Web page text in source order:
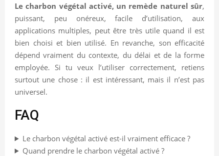
Le charbon végétal activé, un remède naturel sûr,
puissant, peu onéreux, facile d’utilisation, aux
applications multiples, peut être très utile quand il est
bien choisi et bien utilisé. En revanche, son efficacité
dépend vraiment du contexte, du délai et de la forme
employée. Si tu veux l’utiliser correctement, retiens
surtout une chose : il est intéressant, mais il n’est pas
universel.
FAQ
Le charbon végétal activé est-il vraiment efficace ?
Quand prendre le charbon végétal activé ?